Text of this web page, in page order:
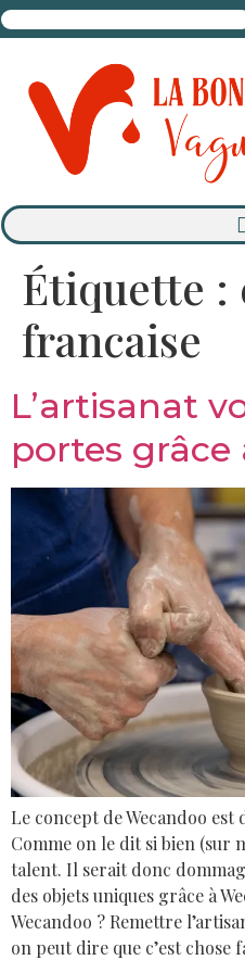
Étiquette :
francaise
L’artisanat
portes grâce
Le concept de Wecandoo est
Comme on le dit si bien (sur
talent. Il serait donc
des objets uniques grâce à
Wecandoo ? Remettre
on peut dire que c’est chose